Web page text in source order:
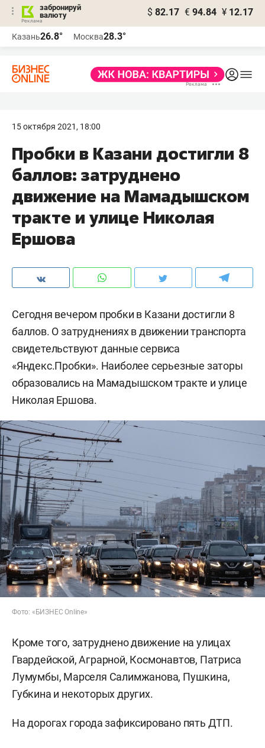
забронируй
валюту
$ 82.17 € 94.84 ¥ 12.17
Казань26.8° Москва28.3°
15 октября 2021, 18:00
Пробки в Казани достигли 8
баллов: затруднено
движение на Мамадышском
тракте и улице Николая
Ершова
Сегодня вечером пробки в Казани достигли 8
баллов. О затруднениях в движении транспорта
свидетельствуют данные сервиса
«Яндекс.Пробки». Наиболее серьезные заторы
образовались на Мамадышском тракте и улице
Николая Ершова.
Фото: «БИЗНЕС Online»
Кроме того, затруднено движение на улицах
Гвардейской, Аграрной, Космонавтов, Патриса
Лумумбы, Марселя Салимжанова, Пушкина,
Губкина и некоторых других.
На дорогах города зафиксировано пять ДТП.